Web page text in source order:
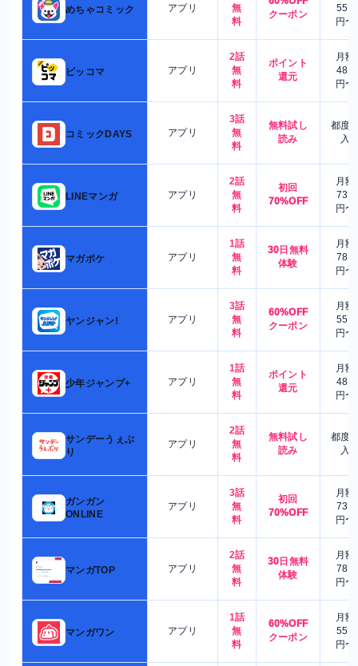
めちゃコミック アプリ
無
料
クーポン
550
円〜
ピッコマ アプリ
2話
無
料
ポイント
還元
月額
480
円〜
コミックDAYS アプリ
3話
無
料
無料試し
読み
都度
入
LINEマンガ アプリ
2話
無
料
初回
70%OFF
月額
730
円〜
マガポケ アプリ
1話
無
料
30日無料
体験
月額
780
円〜
ヤンジャン! アプリ
3話
無
料
60%OFF
クーポン
月額
550
円〜
少年ジャンプ+ アプリ
1話
無
料
ポイント
還元
月額
480
円〜
サンデーうぇぶ
り
アプリ
2話
無
料
無料試し
読み
都度
入
ガンガン
ONLINE
アプリ
3話
無
料
初回
70%OFF
月額
730
円〜
マンガTOP アプリ
2話
無
料
30日無料
体験
月額
780
円〜
マンガワン アプリ
1話
無
料
60%OFF
クーポン
月額
550
円〜